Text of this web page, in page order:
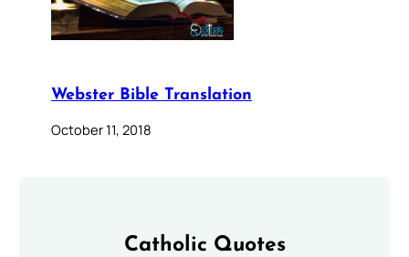
Webster Bible Translation
October 11, 2018
Catholic Quotes